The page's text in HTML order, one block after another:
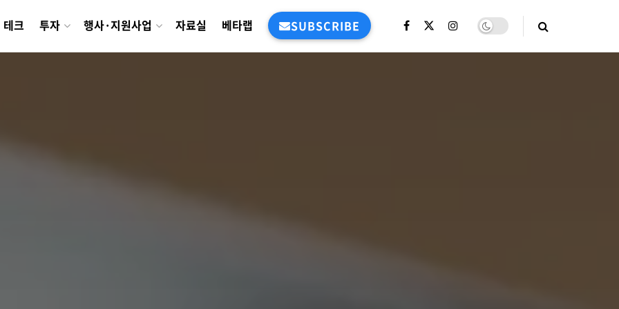
테크 투자 행사·지원사업 자료실 베타랩 SUBSCRIBE